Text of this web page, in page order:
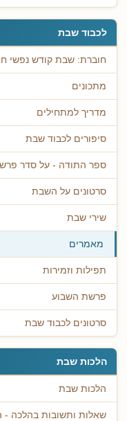
לכבוד שבת
חוברת: שבת קודש נפשי
מתכונים
מדריך למתחילים
סיפורים לכבוד שבת
ספר התודה - על סדר
סרטונים על השבת
שירי שבת
מאמרים
תפילות וזמירות
פרשת השבוע
סרטונים לכבוד שבת
הלכות שבת
הלכות שבת
שאלות ותשובות בהלכה -